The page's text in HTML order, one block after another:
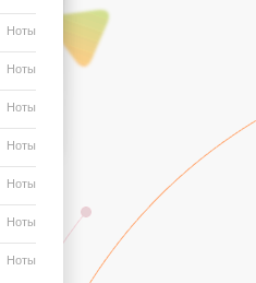
Ноты
Ноты
Ноты
Ноты
Ноты
Ноты
Ноты